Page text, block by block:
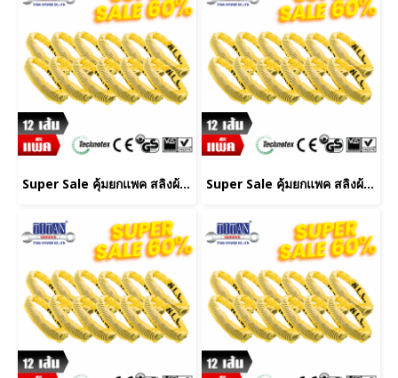
Super Sale คุ้มยกแพค สลิงผ้าใบ 12 เส้น ชนิดกลม น้ำหนักยก 3 ตัน ยาว 2 เมตร Super Sale คุ้มยกแพค สลิงผ้าใบ 12 เส้น ชนิดกลม น้ำหนักยก 3 ตัน ยาว 4 เมตร